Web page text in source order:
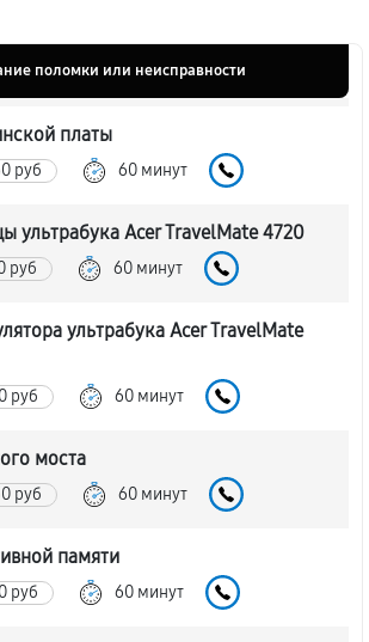
поломки или неисправности
платы
руб 60 минут
ультрабука Acer TravelMate 4720
руб 60 минут
ультрабука Acer TravelMate
руб 60 минут
моста
руб 60 минут
памяти
руб 60 минут